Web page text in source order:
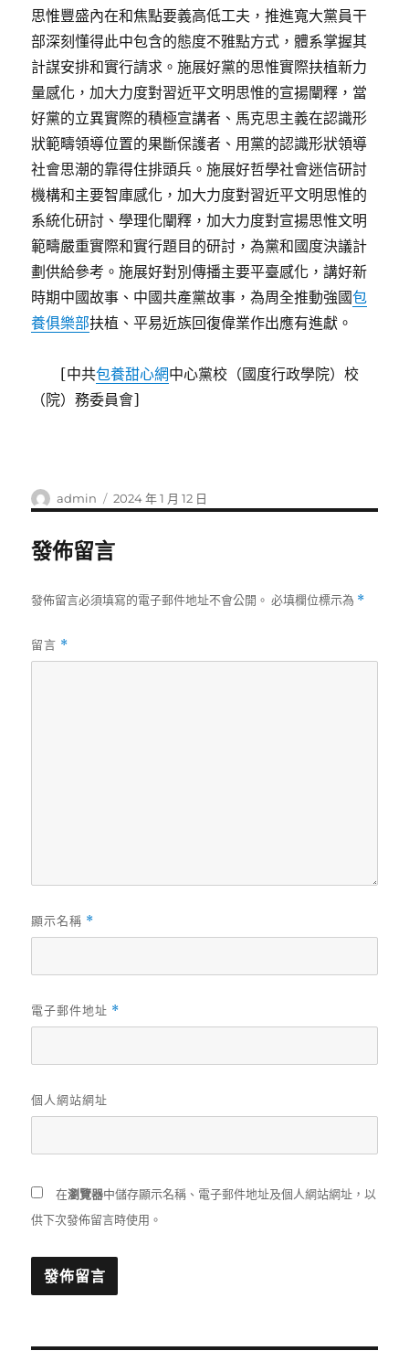
思惟豐盛內在和焦點要義高低工夫，推進寬大黨員干
部深刻懂得此中包含的態度不雅點方式，體系掌握其
計謀安排和實行請求。施展好黨的思惟實際扶植新力
量感化，加大力度對習近平文明思惟的宣揚闡釋，當
好黨的立異實際的積極宣講者、馬克思主義在認識形
狀範疇領導位置的果斷保護者、用黨的認識形狀領導
社會思潮的靠得住排頭兵。施展好哲學社會迷信研討
機構和主要智庫感化，加大力度對習近平文明思惟的
系統化研討、學理化闡釋，加大力度對宣揚思惟文明
範疇嚴重實際和實行題目的研討，為黨和國度決議計
劃供給參考。施展好對別傳播主要平臺感化，講好新
時期中國故事、中國共產黨故事，為周全推動強國包
養俱樂部扶植、平易近族回復偉業作出應有進獻。
[中共包養甜心網中心黨校（國度行政學院）校
（院）務委員會]
作
者
admin
發
佈
2024 年 1 月 12 日
發佈留言
發佈留言必須填寫的電子郵件地址不會公開。 必填欄位標示為 *
留言 *
顯示名稱 *
電子郵件地址 *
個人網站網址
在瀏覽器中儲存顯示名稱、電子郵件地址及個人網站網址，以
供下次發佈留言時使用。